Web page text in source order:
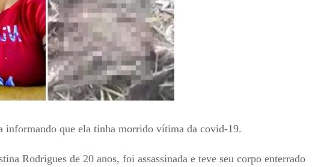
que ela tinha morrido vítima da covid-19.
Rodrigues de 20 anos, foi assassinada e teve seu corpo enterrado